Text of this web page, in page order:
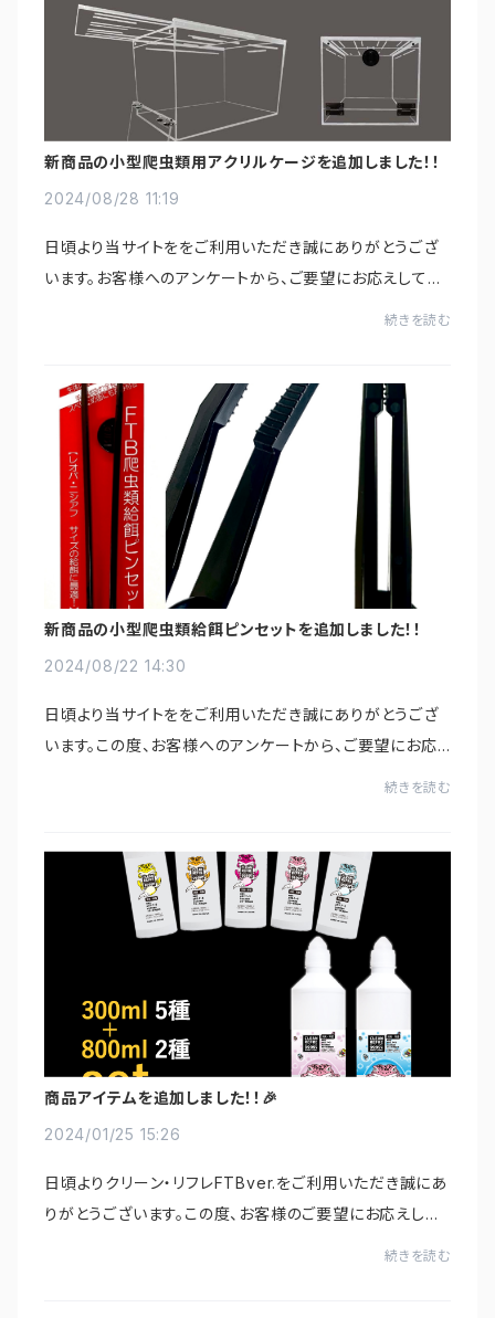
新商品の小型爬虫類用アクリルケージを追加しました！！
2024/08/28 11:19
日頃より当サイトををご利用いただき誠にありがとうござ
います。お客様へのアンケートから、ご要望にお応えしてピ
続きを読む
新商品の小型爬虫類給餌ピンセットを追加しました！！
2024/08/22 14:30
日頃より当サイトををご利用いただき誠にありがとうござ
います。この度、お客様へのアンケートから、ご要望にお応
えして新商品のラインナップを追加しましたのでご案内い
続きを読む
商品アイテムを追加しました！！🎉
2024/01/25 15:26
日頃よりクリーン・リフレFTBver.をご利用いただき誠にあ
りがとうございます。この度、お客様のご要望にお応えして
続きを読む